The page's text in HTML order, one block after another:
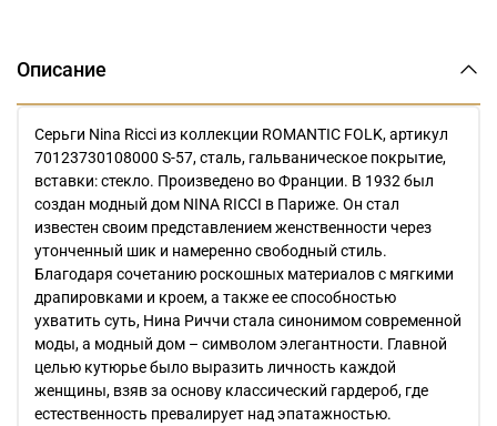
Описание
Серьги Nina Ricci из коллекции ROMANTIC FOLK, артикул
70123730108000 S-57, сталь, гальваническое покрытие,
вставки: стекло. Произведено во Франции. В 1932 был
создан модный дом NINA RICCI в Париже. Он стал
известен своим представлением женственности через
утонченный шик и намеренно свободный стиль.
Благодаря сочетанию роскошных материалов с мягкими
драпировками и кроем, а также ее способностью
ухватить суть, Нина Риччи стала синонимом современной
моды, а модный дом – символом элегантности. Главной
целью кутюрье было выразить личность каждой
женщины, взяв за основу классический гардероб, где
естественность превалирует над эпатажностью.